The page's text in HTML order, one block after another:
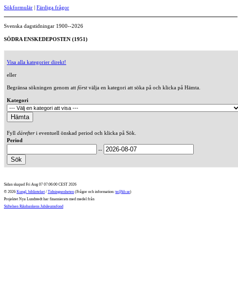
Sökformulär | Färdiga frågor
Svenska dagstidningar 1900--2026
SÖDRA ENSKEDEPOSTEN (1951)
Visa alla kategorier direkt!
eller
Begränsa sökningen genom att förstvälja en kategori att söka på och klicka på Hämta.
Kategori
Fyll därefteri eventuell önskad period och klicka på Sök.
Period
--
Sidan skapad Fri Aug 07 07:06:00 CEST 2026
© 2026 Kungl. biblioteket / Tidningsenheten (Frågor och information: te@kb.se)
Projektet Nya Lundstedt har finansierats med medel från
Stiftelsen Riksbankens Jubileumsfond